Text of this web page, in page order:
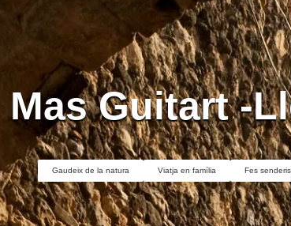
Mas Guitart -
Gaudeix de la natura Viatja en família Fes